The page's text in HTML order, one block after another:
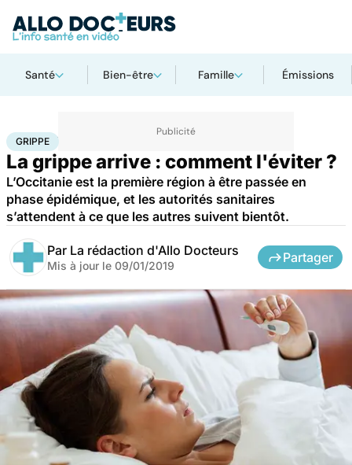
Santé Bien-être Famille Émissions
AccueilSanté
GRIPPE
La grippe arrive : comment l'éviter ?
L’Occitanie est la première région à être passée en
phase épidémique, et les autorités sanitaires
s’attendent à ce que les autres suivent bientôt.
Par La rédaction d'Allo Docteurs
Mis à jour le 09/01/2019
Partager